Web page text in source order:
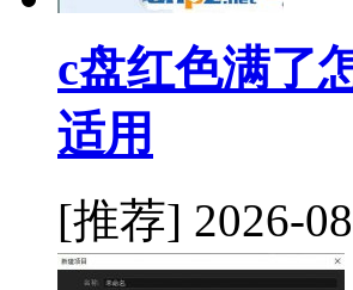
c盘红色满了
适用
[推荐] 2026-